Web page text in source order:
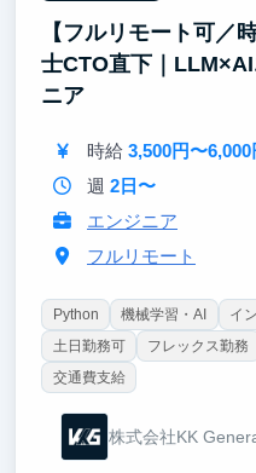
【フルリモート可／
士CTO直下｜
ニア
時給 3,500円〜6,000
週 2日〜
エンジニア
フルリモート
Python 機械学習・AI
イ
土日勤務可
フレックス勤務
交通費支給
株式会社KK